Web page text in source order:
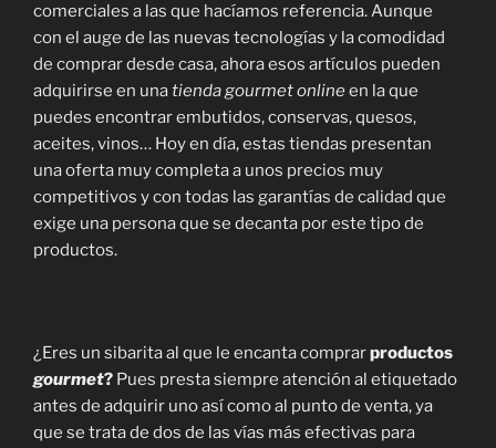
comerciales a las que hacíamos referencia. Aunque
con el auge de las nuevas tecnologías y la comodidad
de comprar desde casa, ahora esos artículos pueden
adquirirse en unatienda gourmet onlineen la que
puedes encontrar embutidos, conservas, quesos,
aceites, vinos… Hoy en día, estas tiendas presentan
una oferta muy completa a unos precios muy
competitivos y con todas las garantías de calidad que
exige una persona que se decanta por este tipo de
productos.
¿Eres un sibarita al que le encanta comprarproductos
gourmet? Pues presta siempre atención al etiquetado
antes de adquirir uno así como al punto de venta, ya
que se trata de dos de las vías más efectivas para